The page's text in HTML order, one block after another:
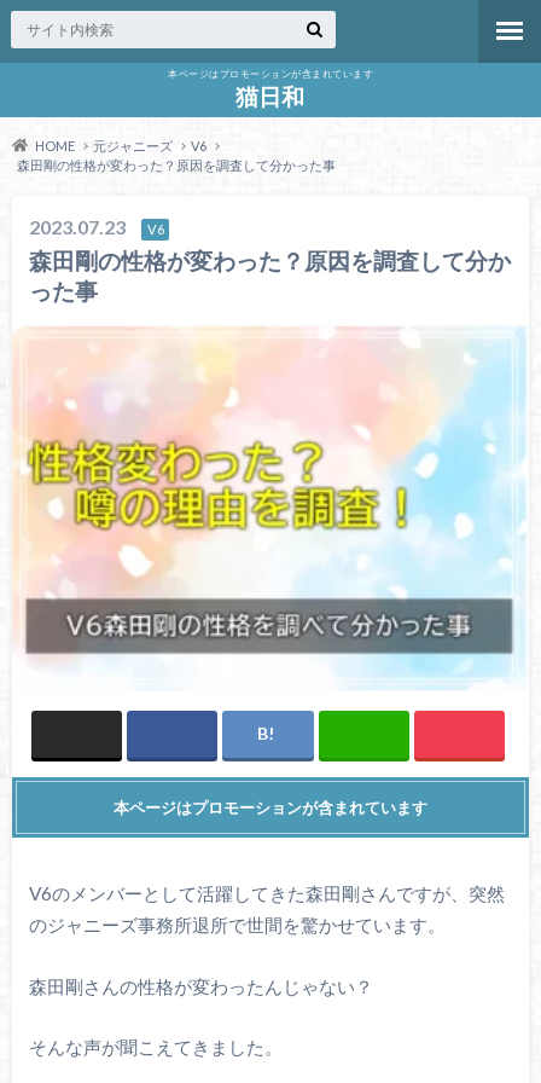
本ページはプロモーションが含まれています
猫日和
HOME 元ジャニーズ
V6
森田剛の性格が変わった？原因を調査して分かった事
2023.07.23 V6
森田剛の性格が変わった？原因を調査して分か
った事
本ページはプロモーションが含まれています
V6のメンバーとして活躍してきた森田剛さんですが、突然
のジャニーズ事務所退所で世間を驚かせています。
森田剛さんの性格が変わったんじゃない？
そんな声が聞こえてきました。